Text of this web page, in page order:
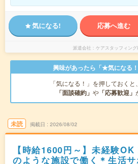
気になる! 応募へ進む
派遣会社 ケアスタッフィング
興味があったら「★気になる
「気になる！」を押しておく
「面談確約」 や 「応募歓迎」
未読 掲載日 2026/08/02
【時給1600円～】未経験
のような施設で働く＊生活サ